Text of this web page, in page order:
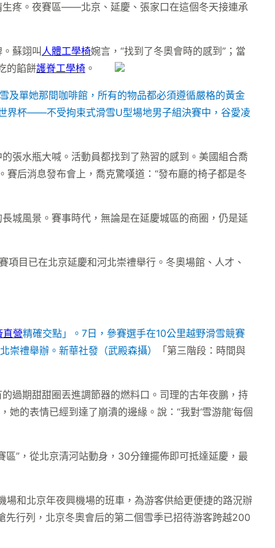
生疼。夜賽區——北京、延慶、張家口在這個冬天接連承
蘇翊叫 人體工學椅婉言，“找到了冬奧會時的感到”；當
的餡餅護脊工學椅 。
單她那間咖啡館，所有的物品都必須遵循嚴格的黃金
界杯——不受拘束式滑雪U型場地男子組決賽中，谷愛凌
張水瓶大喊。活動員都找到了熟習的感到。美國組合喬
賽后消息發布會上，喬克驚嘆道：“發布廳的椅子都是冬
風景。賽事時代，無論是在延慶城區的商圈，仍是延
目已在北京延慶和河北崇禮舉行。冬奧場館、人才、
直營精確交點」。7日，參賽選手在10公里越野滑雪競賽
崇禮舉辦。 新華社發（武殿森攝） 「第三階段：時間與
過期甜甜圈丟進調節器的燃料口。司理的古年夜鵬，持
的表情已經到達了崩潰的邊緣。說：“我對‘雪游龍’每個
”，從北京清河站動身，30分鐘擺佈即可抵達延慶，最
場和北京年夜興機場的班車，為游客供給更便捷的路況辦
行列，北京冬奧會后的第二個雪季已招待游客跨越200